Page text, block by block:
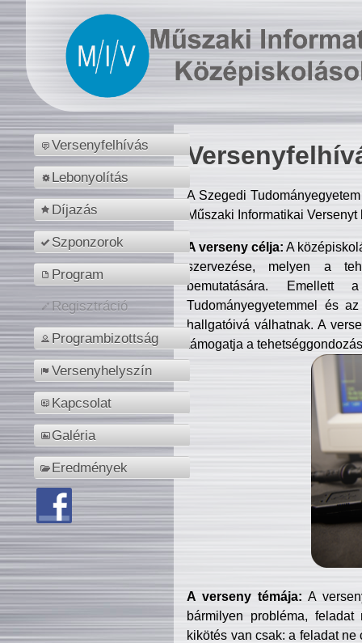
Versenyfelhívás
Lebonyolítás
Díjazás
Szponzorok
Program
Regisztráció
Programbizottság
Versenyhelyszín
Kapcsolat
Galéria
Eredmények
A Szegedi
Műszaki Informatikai
A verseny célja: A
szervezése, melyen a
bemutatására. Emellett
Tudományegyetemmel és
hallgatóivá válhatnak. A
támogatja a
A verseny témája: A
bármilyen probléma, feladat
kikötés van csak: a feladat